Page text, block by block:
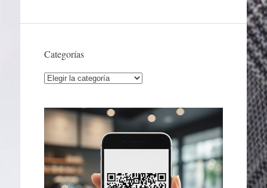
Categorías
Categorías